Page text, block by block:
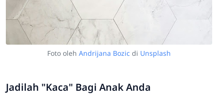
Foto oleh Andrijana Bozic di Unsplash
Jadilah "Kaca" Bagi Anak Anda